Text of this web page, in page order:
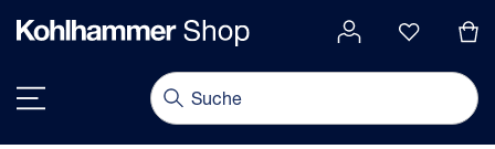
springen